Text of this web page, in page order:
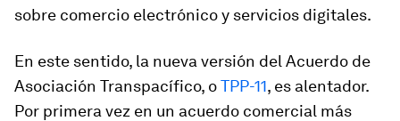
sobre comercio electrónico y servicios digitales.
En este sentido, la nueva versión del Acuerdo de
Asociación Transpacífico, oTPP-11, es alentador.
Por primera vez en un acuerdo comercial más